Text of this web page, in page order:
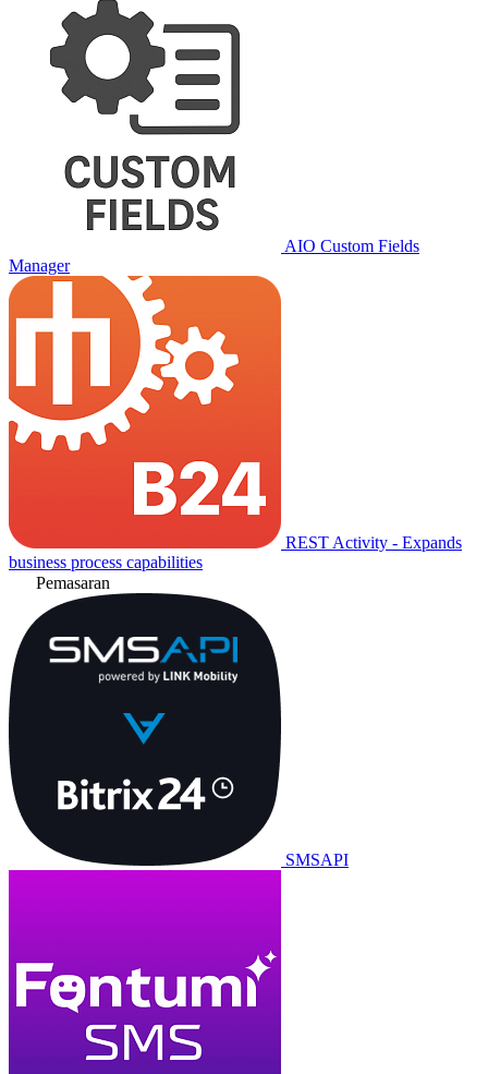
AIO Custom Fields
Manager
REST Activity - Expands
business process capabilities
Pemasaran
SMSAPI